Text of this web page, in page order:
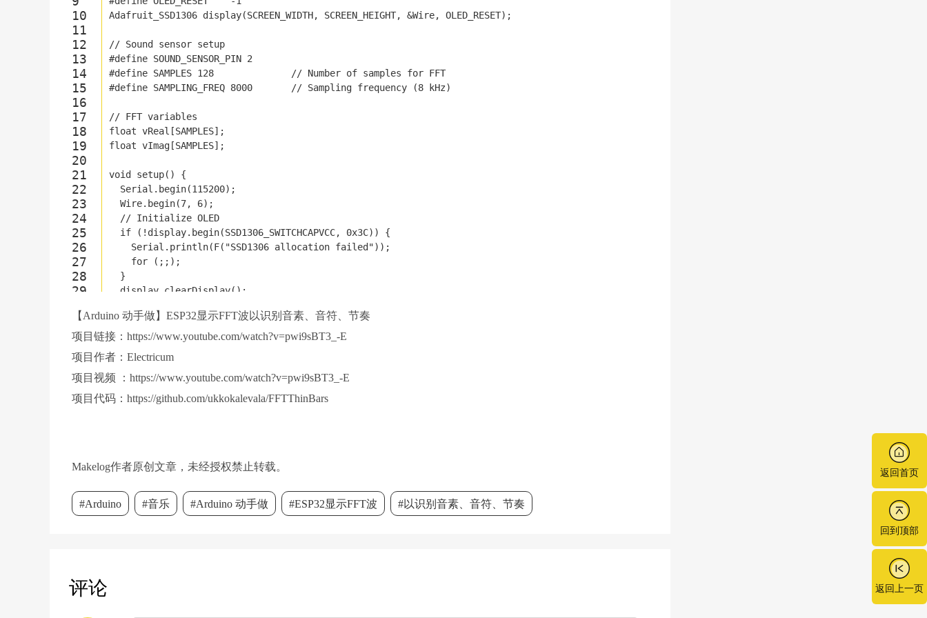
返回首页
回到顶部
返回上一页
Adafruit_SSD1306 display(SCREEN_WIDTH, SCREEN_HEIGHT, &Wire, OLED_RESET) ;
// Sound sensor setup
#define SOUND_SENSOR_PIN 2
#define SAMPLES 128
// Number of samples for FFT
#define SAMPLING_FREQ 8000 // Sampling frequency (8 kHz)
// FFT variables
float vReal[SAMPLES];
float vImag[SAMPLES];
void setup()
{
Serial . begin(115200);
Wire. begin(7, 6);
// Initialize OLED
if (! display. begin(SSD1306_SWITCHCAPVCC, 0x3C)) {
Serial . println(F( "SSD1306 allocation failed"));
for (;;);
  }
display .clearDisplay();
display.setTextColor(SSD1306_WHITE);
display.setCursor( 0, 0);
display.display
delay(2000);
}
    vReal[i] =
analogRead(SOUND_SENSOR_PIN);
delayMicroseconds(1000000 / SAMPLING_FREQ);
  }
【Arduino 动手做】ESP32显示FFT波以识别音素、音符、节奏
项目链接：https://www.youtube.com/watch?v=pwi9sBT3_-E
项目作者：Electricum
项目视频 ：https://www.youtube.com/watch?v=pwi9sBT3_-E
项目代码：https://github.com/ukkokalevala/FFTThinBars
Makelog作者原创文章，未经授权禁止转载。
#Arduino #音乐 #Arduino 动手做 #ESP32显示FFT波 #以识别音素、音符、节奏
评论